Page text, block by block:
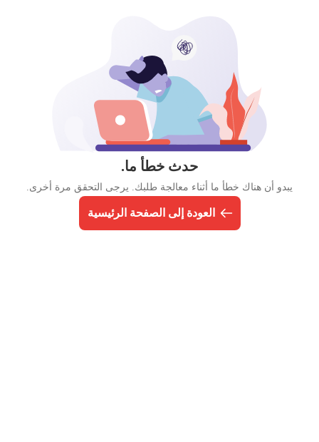
حدث خطأ ما.
يبدو أن هناك خطأ ما أثناء معالجة طلبك. يرجى التحقق مرة أخرى.
العودة إلى الصفحة الرئيسية